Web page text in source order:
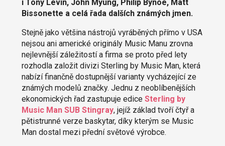
i Tony Levin, John Myung, Philip Bynoe, Matt
Bissonette a celá řada dalších známých jmen.
Stejně jako většina nástrojů vyráběných přímo v USA
nejsou ani americké originály Music Manu zrovna
nejlevnější záležitostí a firma se proto před lety
rozhodla založit divizi Sterling by Music Man, která
nabízí finančně dostupnější varianty vycházející ze
známých modelů značky. Jednu z neoblíbenějších
ekonomických řad zastupuje edice Sterling by
Music Man SUB Stingray, jejíž základ tvoří čtyř a
pětistrunné verze baskytar, díky kterým se Music
Man dostal mezi přední světové výrobce.